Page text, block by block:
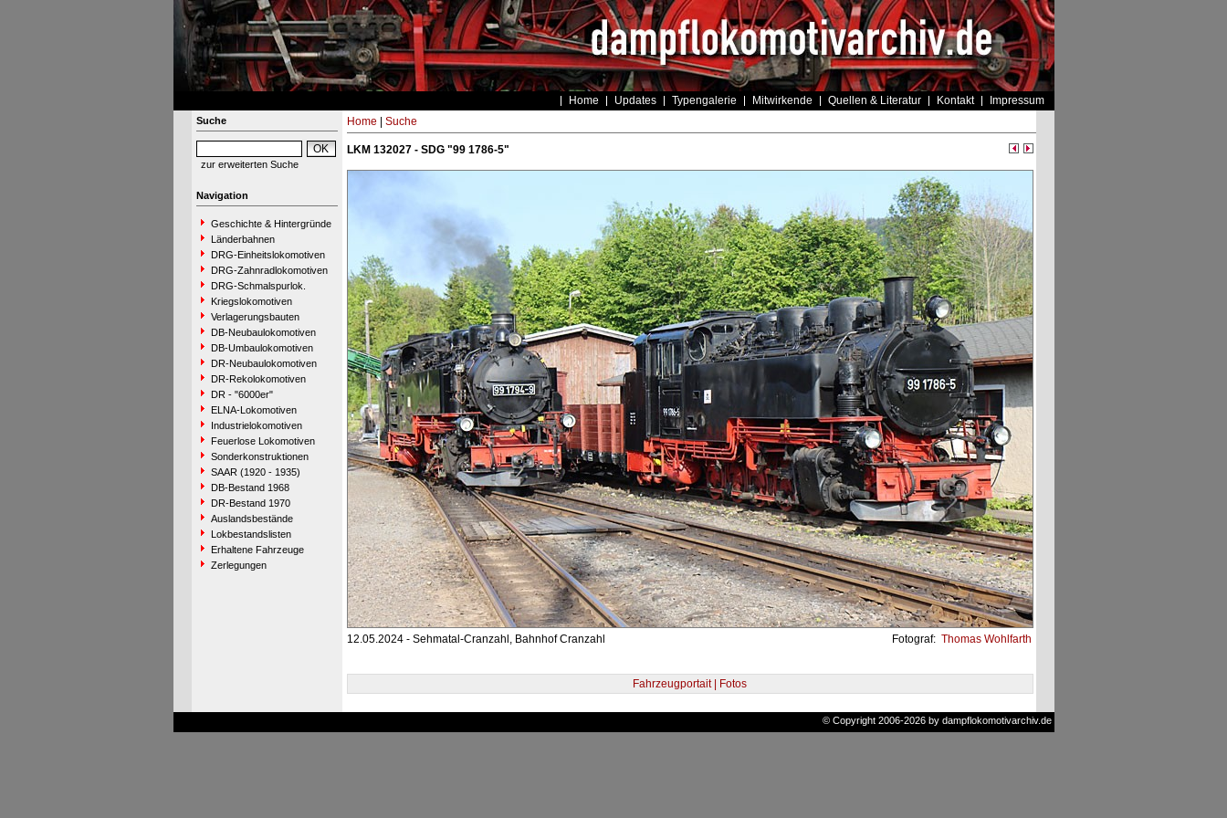
Home Updates Typengalerie Mitwirkende Quellen & Literatur Kontakt Impressum
Suche
zur erweiterten Suche
Navigation
Geschichte & Hintergründe
Länderbahnen
DRG-Einheitslokomotiven
DRG-Zahnradlokomotiven
DRG-Schmalspurlok.
Kriegslokomotiven
Verlagerungsbauten
DB-Neubaulokomotiven
DB-Umbaulokomotiven
DR-Neubaulokomotiven
DR-Rekolokomotiven
DR - "6000er"
ELNA-Lokomotiven
Industrielokomotiven
Feuerlose Lokomotiven
Sonderkonstruktionen
SAAR (1920 - 1935)
DB-Bestand 1968
DR-Bestand 1970
Auslandsbestände
Lokbestandslisten
Erhaltene Fahrzeuge
Zerlegungen
Home Suche
LKM 132027 - SDG "99 1786-5"
12.05.2024 - Sehmatal-Cranzahl, Bahnhof Cranzahl Fotograf: Thomas Wohlfarth
Fahrzeugportait | Fotos
© Copyright 2006-2026 by dampflokomotivarchiv.de